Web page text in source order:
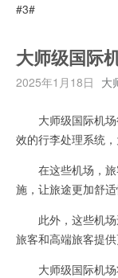
#3#
大师级国际
2025年1月18日 大
大师级国际机场
效的行李处理系统
在这些机场，旅
施，让旅途更加舒适
此外，这些机场
旅客和高端旅客提供
大师级国际机场